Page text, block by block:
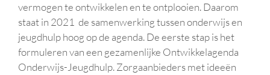
vermogen te ontwikkelen en te ontplooien. Daarom
staat in 2021 de samenwerking tussen onderwijs en
jeugdhulp hoog op de agenda. De eerste stap is het
formuleren van een gezamenlijke Ontwikkelagenda
Onderwijs-Jeugdhulp. Zorgaanbieders met ideeën